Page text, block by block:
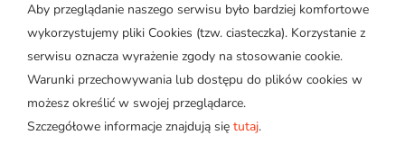
Aby przeglądanie naszego serwisu było bardziej komfortowe
wykorzystujemy pliki Cookies (tzw. ciasteczka). Korzystanie z
serwisu oznacza wyrażenie zgody na stosowanie cookie.
Warunki przechowywania lub dostępu do plików cookies w
możesz określić w swojej przeglądarce.
Szczegółowe informacje znajdują się tutaj.
18 lutego 2026
ZPL partnerem
merytorycznym Kongresu
Kredytu Konsumenckiego